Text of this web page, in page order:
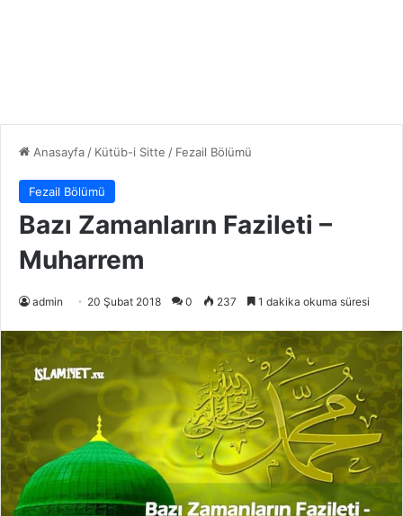
Anasayfa/ Kütüb-i Sitte / Fezail Bölümü
Fezail Bölümü
Bazı Zamanların Fazileti –
Muharrem
admin 20 Şubat 2018 0 237 1 dakika okuma süresi